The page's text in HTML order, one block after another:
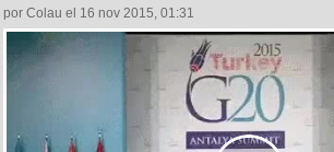
por Colau el 16 nov 2015, 01:31